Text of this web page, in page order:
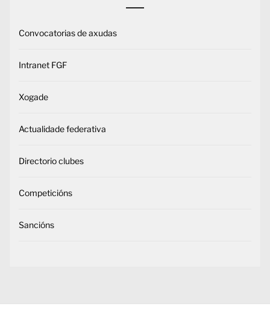
Convocatorias de axudas
Intranet FGF
Xogade
Actualidade federativa
Directorio clubes
Competicións
Sancións